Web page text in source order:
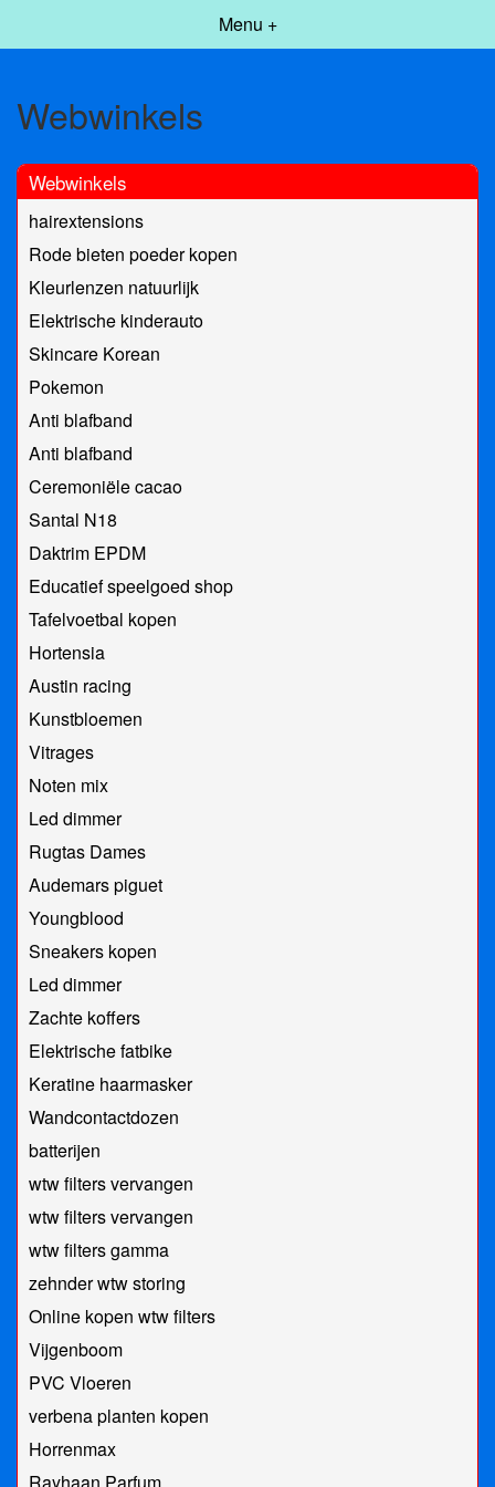
Menu +
Webwinkels
Webwinkels
hairextensions
Rode bieten poeder kopen
Kleurlenzen natuurlijk
Elektrische kinderauto
Skincare Korean
Pokemon
Anti blafband
Anti blafband
Ceremoniële cacao
Santal N18
Daktrim EPDM
Educatief speelgoed shop
Tafelvoetbal kopen
Hortensia
Austin racing
Kunstbloemen
Vitrages
Noten mix
Led dimmer
Rugtas Dames
Audemars piguet
Youngblood
Sneakers kopen
Led dimmer
Zachte koffers
Elektrische fatbike
Keratine haarmasker
Wandcontactdozen
batterijen
wtw filters vervangen
wtw filters vervangen
wtw filters gamma
zehnder wtw storing
Online kopen wtw filters
Vijgenboom
PVC Vloeren
verbena planten kopen
Horrenmax
Rayhaan Parfum